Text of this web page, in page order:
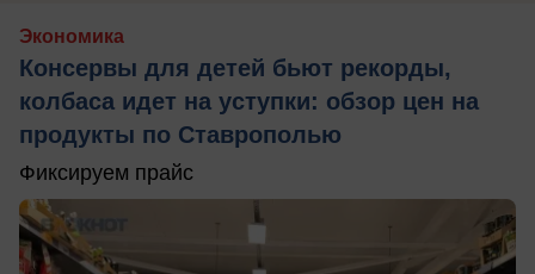
Экономика
Консервы для детей бьют рекорды,
колбаса идет на уступки: обзор цен на
продукты по Ставрополью
Фиксируем прайс